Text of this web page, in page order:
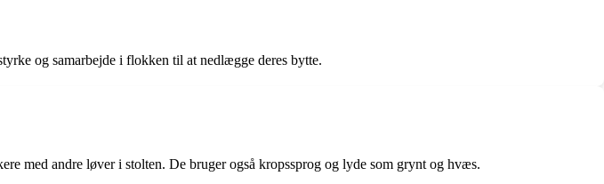
og samarbejde i flokken til at nedlægge deres bytte.
med andre løver i stolten. De bruger også kropssprog og lyde som grynt og hvæs.